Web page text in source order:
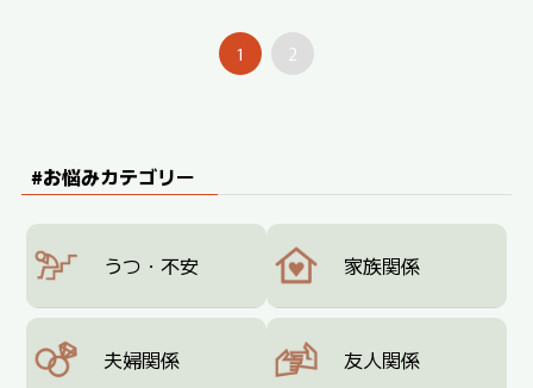
1 2
#お悩みカテゴリー
うつ・不安 家族関係
夫婦関係 友人関係